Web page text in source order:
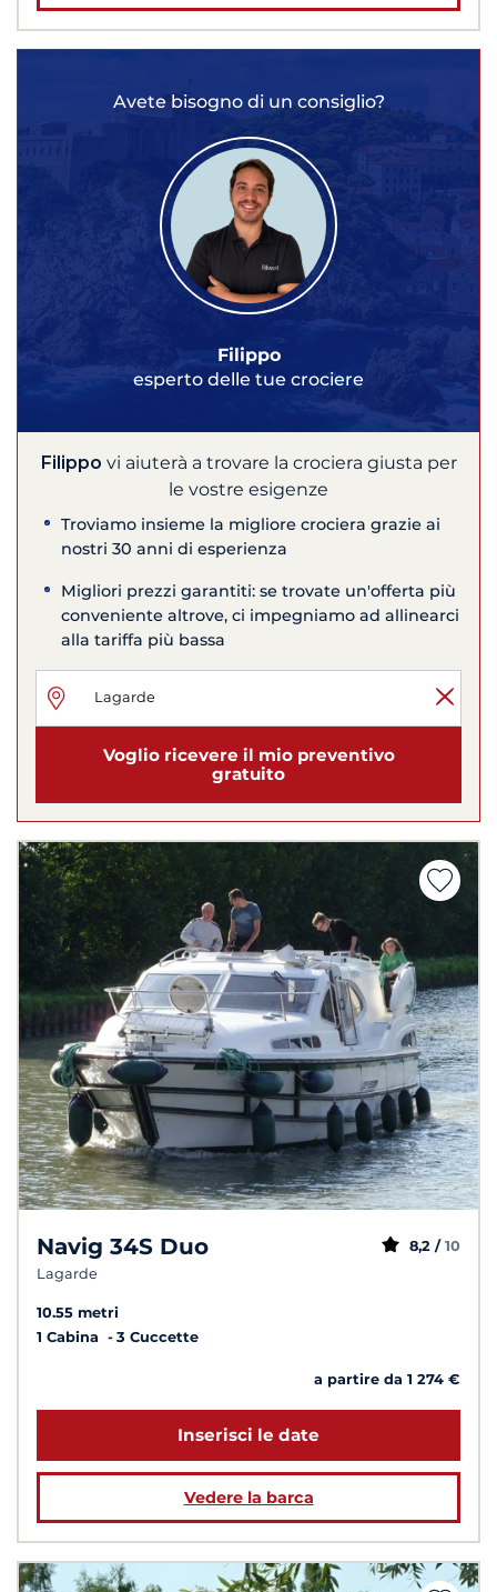
Avete bisogno di un consiglio?
Filippo
esperto delle tue crociere
Filippo vi aiuterà a trovare la crociera giusta per
le vostre esigenze
Troviamo insieme la migliore crociera grazie ai
nostri 30 anni di esperienza
Migliori prezzi garantiti: se trovate un'offerta più
conveniente altrove, ci impegniamo ad allinearci
alla tariffa più bassa
Voglio ricevere il mio preventivo
gratuito
Navig 34S Duo
Lagarde
8,2 / 10
10.55 metri
1 Cabina
3 Cuccette
a partire da 1 274 €
Inserisci le date
Vedere la barca